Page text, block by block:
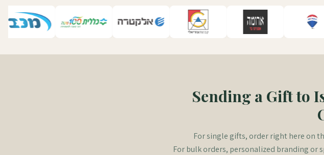
Sending a Gift to
For single gifts, order right here on
For bulk orders, personalized branding or